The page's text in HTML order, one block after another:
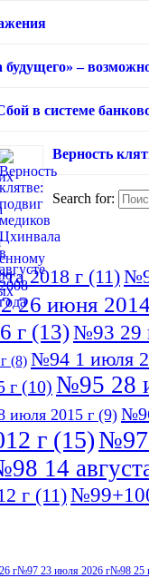
будущего» –
в системе
Верность
Search for:
2018 г (11)
26 июня
г (13)№93 29
(8) №94 1 июля
г (10) №95 28
июля 2015 г (9)
г (15)№97
14
г (11)
г№97 23 июля 2026 г№98 25